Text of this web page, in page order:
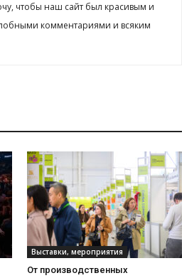
чтобы наш сайт был красивым и
комментариями и всяким
Выставки, мероприятия
От производственных